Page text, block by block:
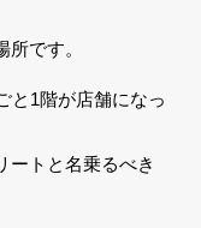
です。
と1階が店舗になっ
ートと名乗るべき